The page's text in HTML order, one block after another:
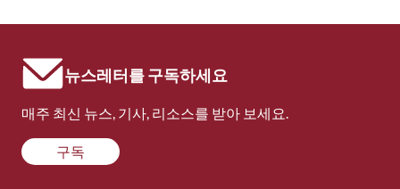
뉴스레터를 구독하세요
매주 최신 뉴스, 기사, 리소스를 받아 보세요.
구독